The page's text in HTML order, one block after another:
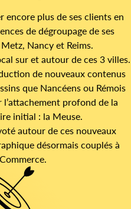
encore plus de ses clients en
de dégroupage de ses
Nancy et Reims.
sur et autour de ces 3 villes.
de nouveaux contenus
que Nancéens ou Rémois
profond de la
initial : la Meuse.
autour de ces nouveaux
désormais couplés à